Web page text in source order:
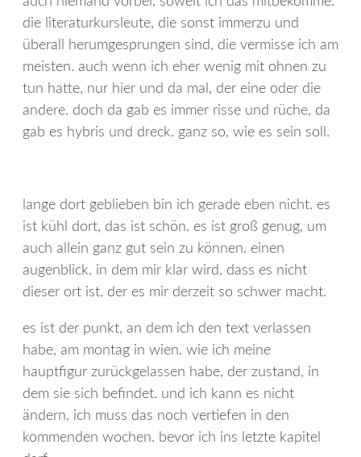
die literaturkursleute, die sonst immerzu und
überall herumgesprungen sind, die vermisse ich am
meisten. auch wenn ich eher wenig mit ohnen zu
tun hatte, nur hier und da mal, der eine oder die
andere. doch da gab es immer risse und rüche, da
gab es hybris und dreck. ganz so, wie es sein soll.
lange dort geblieben bin ich gerade eben nicht. es
ist kühl dort, das ist schön. es ist groß genug, um
auch allein ganz gut sein zu können. einen
augenblick, in dem mir klar wird, dass es nicht
dieser ort ist, der es mir derzeit so schwer macht.
es ist der punkt, an dem ich den text verlassen
habe, am montag in wien. wie ich meine
hauptfigur zurückgelassen habe, der zustand, in
dem sie sich befindet. und ich kann es nicht
ändern, ich muss das noch vertiefen in den
kommenden wochen. bevor ich ins letzte kapitel